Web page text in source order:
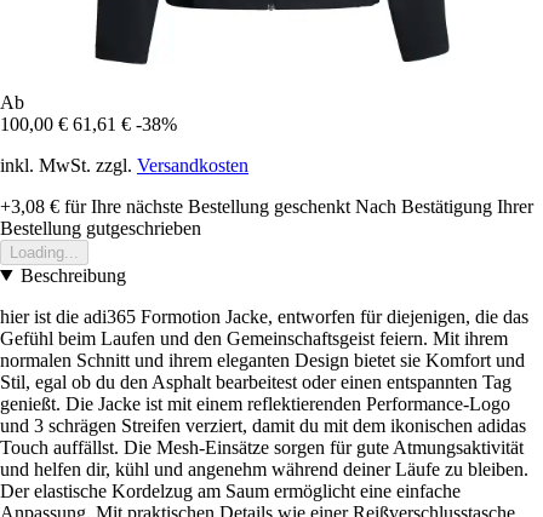
Ab
100,00 € 61,61 € -38%
inkl. MwSt. zzgl. Versandkosten
+3,08 € für Ihre nächste Bestellung geschenkt Nach Bestätigung Ihrer
Bestellung gutgeschrieben
Loading...
Beschreibung
hier ist die adi365 Formotion Jacke, entworfen für diejenigen, die das
Gefühl beim Laufen und den Gemeinschaftsgeist feiern. Mit ihrem
normalen Schnitt und ihrem eleganten Design bietet sie Komfort und
Stil, egal ob du den Asphalt bearbeitest oder einen entspannten Tag
genießt. Die Jacke ist mit einem reflektierenden Performance-Logo
und 3 schrägen Streifen verziert, damit du mit dem ikonischen adidas
Touch auffällst. Die Mesh-Einsätze sorgen für gute Atmungsaktivität
und helfen dir, kühl und angenehm während deiner Läufe zu bleiben.
Der elastische Kordelzug am Saum ermöglicht eine einfache
Anpassung. Mit praktischen Details wie einer Reißverschlusstasche